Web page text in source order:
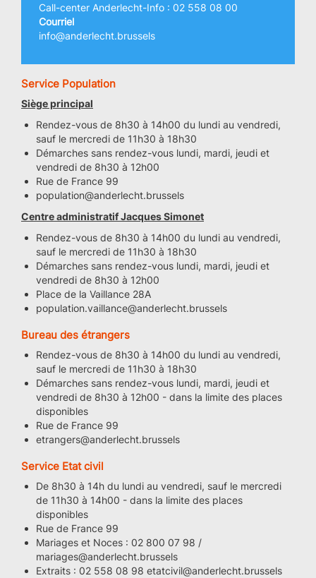
Call-center Anderlecht-Info : 02 558 08 00
Courriel
info@anderlecht.brussels
Service Population
Siège principal
Rendez-vous de 8h30 à 14h00 du lundi au vendredi,
sauf le mercredi de 11h30 à 18h30
Démarches sans rendez-vous lundi, mardi, jeudi et
vendredi de 8h30 à 12h00
Rue de France 99
population@anderlecht.brussels
Centre administratif Jacques Simonet
Rendez-vous de 8h30 à 14h00 du lundi au vendredi,
sauf le mercredi de 11h30 à 18h30
Démarches sans rendez-vous lundi, mardi, jeudi et
vendredi de 8h30 à 12h00
Place de la Vaillance 28A
population.vaillance@anderlecht.brussels
Bureau des étrangers
Rendez-vous de 8h30 à 14h00 du lundi au vendredi,
sauf le mercredi de 11h30 à 18h30
Démarches sans rendez-vous lundi, mardi, jeudi et
vendredi de 8h30 à 12h00 - dans la limite des places
disponibles
Rue de France 99
etrangers@anderlecht.brussels
Service Etat civil
De 8h30 à 14h du lundi au vendredi, sauf le mercredi
de 11h30 à 14h00 - dans la limite des places
disponibles
Rue de France 99
Mariages et Noces : 02 800 07 98 /
mariages@anderlecht.brussels
Extraits : 02 558 08 98 etatcivil@anderlecht.brussels